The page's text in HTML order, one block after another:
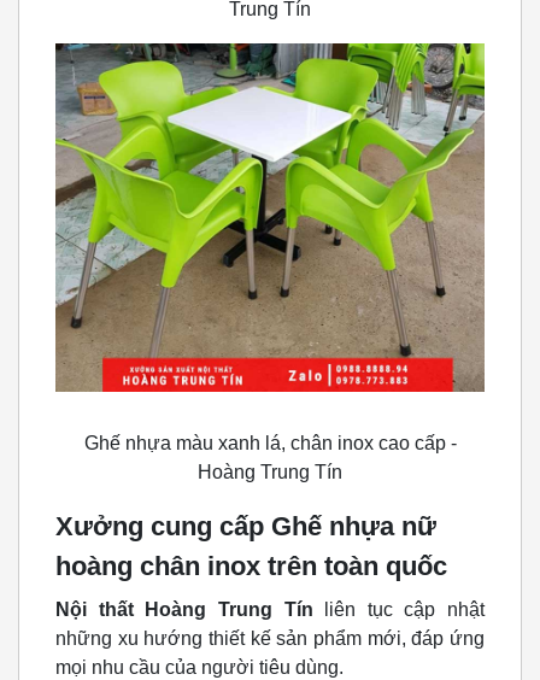
Trung Tín
Ghế nhựa màu xanh lá, chân inox cao cấp -
Hoàng Trung Tín
Xưởng cung cấp Ghế nhựa nữ
hoàng chân inox trên toàn quốc
Nội thất Hoàng Trung Tín liên tục cập nhật
những xu hướng thiết kế sản phẩm mới, đáp ứng
mọi nhu cầu của người tiêu dùng.